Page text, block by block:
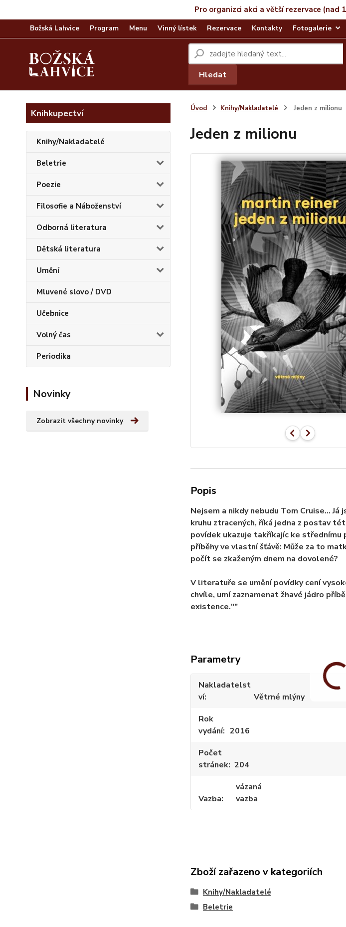
Pro organizci akci a větší rezervace
Božská Lahvice Program Menu Vinný lístek Rezervace Kontakty Fotogalerie
Hledat
Knihkupectví
Knihy/Nakladatelé
Beletrie
Poezie
Filosofie a Náboženství
Odborná literatura
Dětská literatura
Umění
Mluvené slovo / DVD
Učebnice
Volný čas
Periodika
Novinky
Zobrazit všechny novinky
Úvod Knihy/Nakladatelé Jeden z milionu
Jeden z milionu
Popis
Nejsem a nikdy nebudu Tom Cruise...
kruhu ztracených, říká jedna z postav
povídek ukazuje takříkajíc ke
příběhy ve vlastní šťávě: Může za to
počít se zkaženým dnem na dovolené?
V literatuře se umění povídky cení
chvíle, umí zaznamenat žhavé jádro
existence.""
Parametry
Nakladatelst
ví
Větrné mlýny
Rok
vydání
2016
Počet
stránek 204
Vazba
vázaná
vazba
Zboží zařazeno v kategoriích
Knihy/Nakladatelé
Beletrie